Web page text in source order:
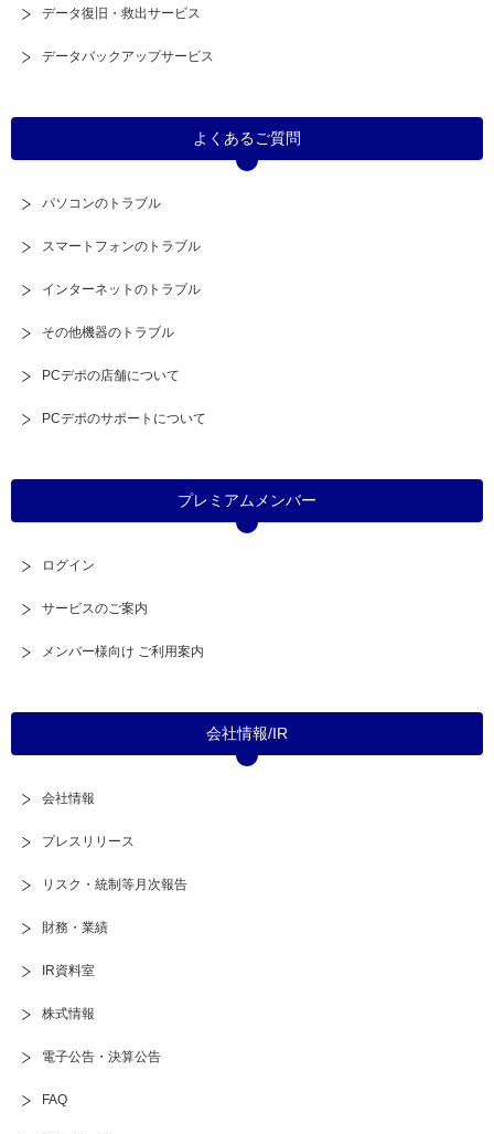
データ復旧・救出サービス
データバックアップサービス
よくあるご質問
パソコンのトラブル
スマートフォンのトラブル
インターネットのトラブル
その他機器のトラブル
PCデポの店舗について
PCデポのサポートについて
プレミアムメンバー
ログイン
サービスのご案内
メンバー様向け ご利用案内
会社情報/IR
会社情報
プレスリリース
リスク・統制等月次報告
財務・業績
IR資料室
株式情報
電子公告・決算公告
FAQ